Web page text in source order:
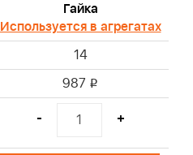
Гайка
Используется в агрегатах
14
987 i
- +